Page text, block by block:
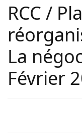
RCC /
La
Février